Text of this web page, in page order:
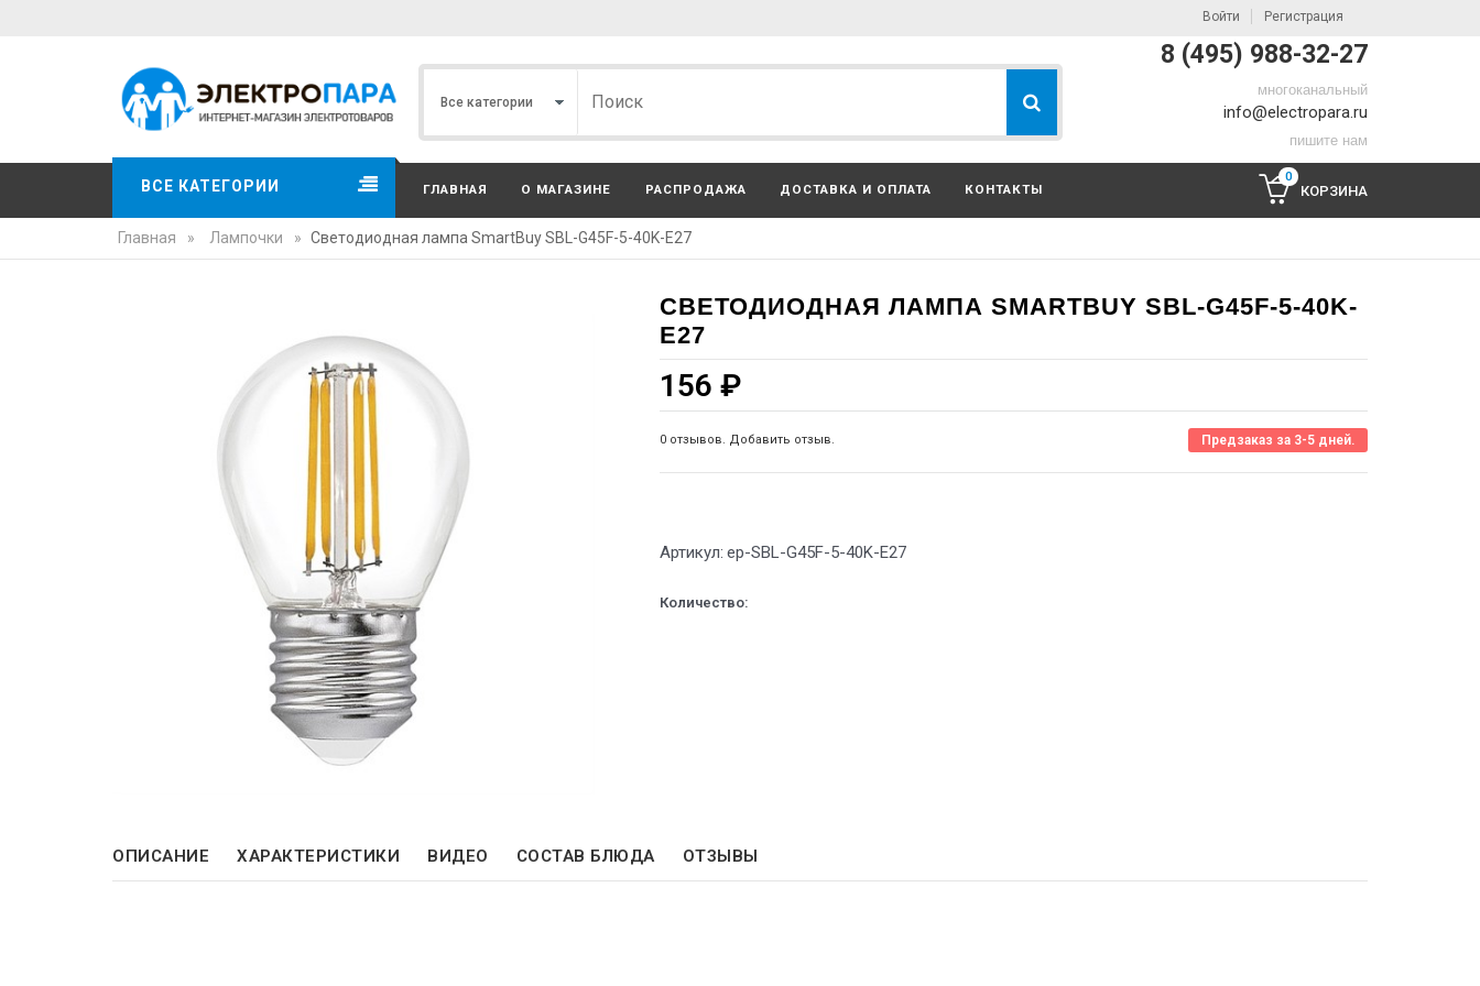
Войти Регистрация
8 (495) 988-32-27
многоканальный
info@electropara.ru
пишите нам
ВСЕ КАТЕГОРИИ ГЛАВНАЯ О МАГАЗИНЕ РАСПРОДАЖА ДОСТАВКА И ОПЛАТА КОНТАКТЫ
0
КОРЗИНА
Главная » Лампочки » Светодиодная лампа SmartBuy SBL-G45F-5-40K-E27
СВЕТОДИОДНАЯ ЛАМПА SMARTBUY SBL-G45F-5-40K-
E27
156 ₽
0 отзывов. Добавить отзыв. Предзаказ за 3-5 дней.
Артикул: ep-SBL-G45F-5-40K-E27
Количество:
ОПИСАНИЕ ХАРАКТЕРИСТИКИ ВИДЕО СОСТАВ БЛЮДА ОТЗЫВЫ